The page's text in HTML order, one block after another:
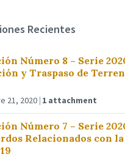
Recientes
Número 8 – Serie
y Traspaso de
21, 2020 1 attachment
Número 7 – Serie
Relacionados con